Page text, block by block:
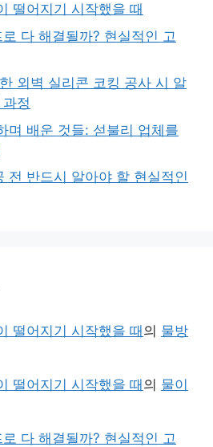
떨어지기 시작했을 때
다 해결될까? 현실적인 고
외벽 실리콘 코킹 공사 시 알
정
며 배운 것들: 섣불리 업체를
전 반드시 알아야 할 현실적인
떨어지기 시작했을 때 의 물방
떨어지기 시작했을 때 의 물이
다 해결될까? 현실적인 고